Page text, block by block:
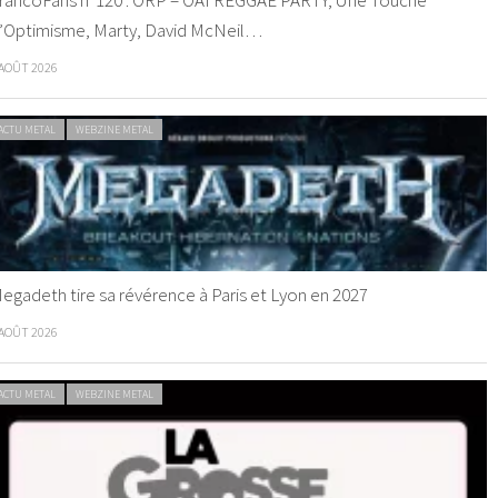
Marty, David McNeil…
2026
METAL WEBZINE METAL
tire sa révérence à Paris et Lyon en 2027
2026
METAL WEBZINE METAL